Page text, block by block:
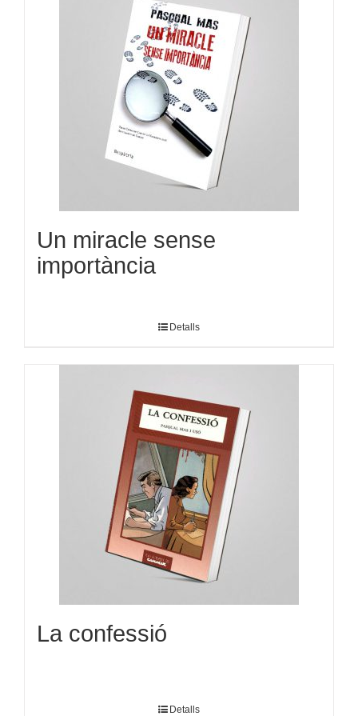
Un miracle sense
importància
Detalls
La confessió
Detalls